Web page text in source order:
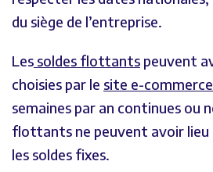
du siège de l’entreprise.
Les soldes flottants peuvent
choisies par le site e-commerce
semaines par an continues ou
flottants ne peuvent avoir lieu
les soldes fixes.